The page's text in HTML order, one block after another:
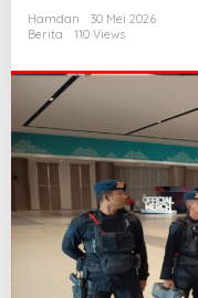
Hamdan
30 Mei 2026
Berita
110 Views